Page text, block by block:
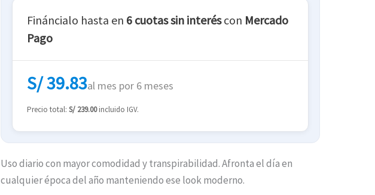
Fináncialo hasta en 6 cuotas sin interéscon Mercado
Pago
S/ 39.83al mes por 6 meses
Precio total:S/ 239.00incluido IGV.
Uso diario con mayor comodidad y transpirabilidad. Afronta el día en
cualquier época del año manteniendo ese look moderno.